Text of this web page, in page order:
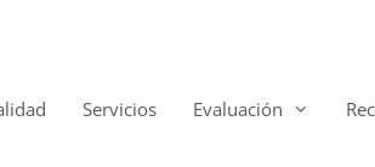
Servicios Evaluación